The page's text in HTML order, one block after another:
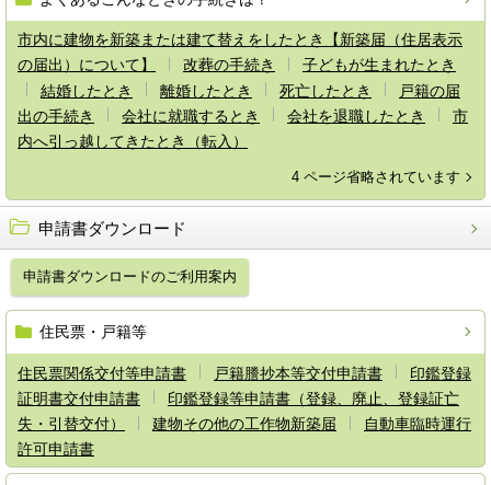
市内に建物を新築または建て替えをしたとき【新築届（住居表示
の届出）について】
改葬の手続き
子どもが生まれたとき
結婚したとき
離婚したとき 死亡したとき
戸籍の届
出の手続き
会社に就職するとき 会社を退職したとき
市
内へ引っ越してきたとき（転入）
4 ページ省略されています
申請書ダウンロード
申請書ダウンロードのご利用案内
住民票・戸籍等
住民票関係交付等申請書 戸籍謄抄本等交付申請書
印鑑登録
証明書交付申請書
印鑑登録等申請書（登録、廃止、登録証亡
失・引替交付）
建物その他の工作物新築届
自動車臨時運行
許可申請書